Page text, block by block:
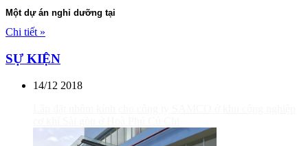
Một dự án nghỉ dưỡng tại
Chi tiết »
SỰ KIỆN
14/12 2018